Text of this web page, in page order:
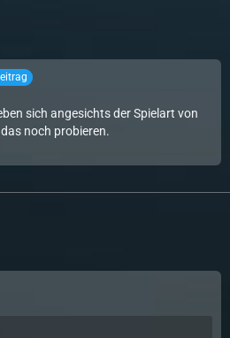
sich angesichts der Spielart von
noch probieren.